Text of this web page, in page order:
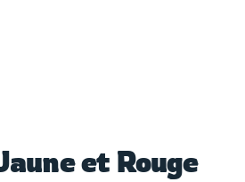
et Rouge